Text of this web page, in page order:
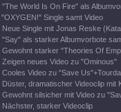
"The World Is On Fire" als
"OXYGEN!" Single samt Video
Neue Single mit Jonas Reske
"Say" als starker Albumvorbote
Gewohnt starker "Theories Of
Zeigen neues Video zu "Ominous"
Cooles Video zu "Save
Düster, dramatischer Videoclip mit
Gewohnt silsicher mit Video zu
Nächster, starker Videoclip